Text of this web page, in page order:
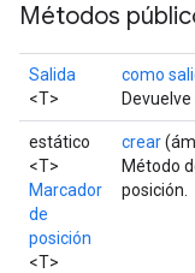
Métodos
Salida
<T>
como
estático
<T>
Marcador
de
posición
<T>
crear
Método
posición.